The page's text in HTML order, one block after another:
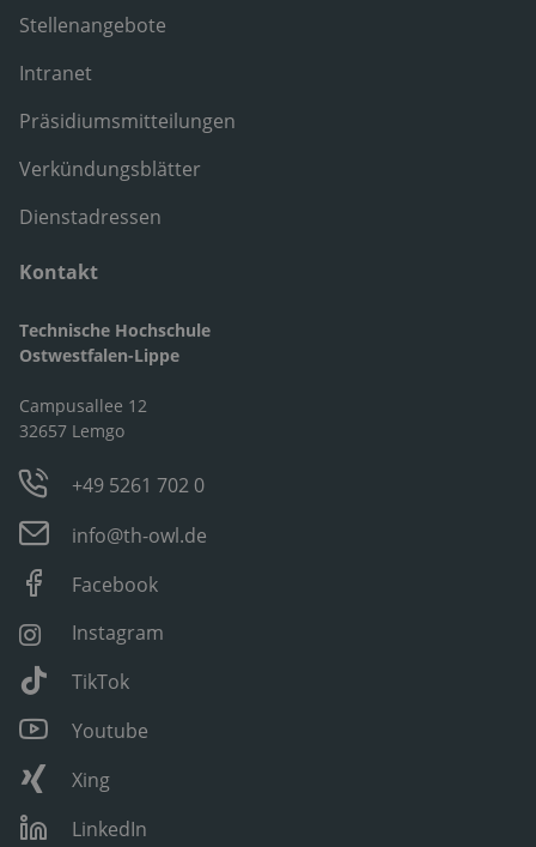
Stellenangebote
Intranet
Präsidiumsmitteilungen
Verkündungsblätter
Dienstadressen
Kontakt
Technische Hochschule
Ostwestfalen-Lippe
Campusallee 12
32657 Lemgo
+49 5261 702 0
info@th-owl.de
Facebook
Instagram
TikTok
Youtube
Xing
LinkedIn